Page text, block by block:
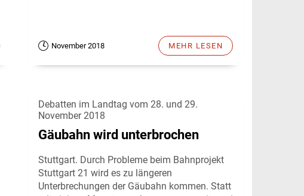
November 2018 MEHR LESEN
Debatten im Landtag vom 28. und 29.
November 2018
Gäubahn wird unterbrochen
Stuttgart. Durch Probleme beim Bahnprojekt
Stuttgart 21 wird es zu längeren
Unterbrechungen der Gäubahn kommen. Statt